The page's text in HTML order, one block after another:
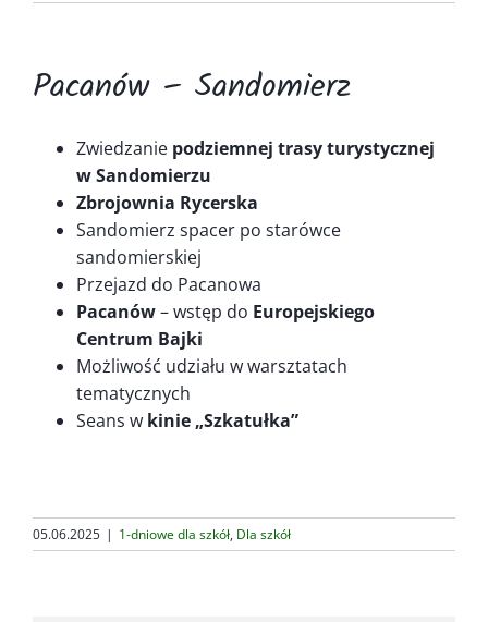
Pacanów – Sandomierz
Zwiedzanie podziemnej trasy turystycznej
w Sandomierzu
Zbrojownia Rycerska
Sandomierz spacer po starówce
sandomierskiej
Przejazd do Pacanowa
Pacanów– wstęp do Europejskiego
Centrum Bajki
Możliwość udziału w warsztatach
tematycznych
Seans w kinie „Szkatułka”
05.06.2025 | 1-dniowe dla szkół, Dla szkół